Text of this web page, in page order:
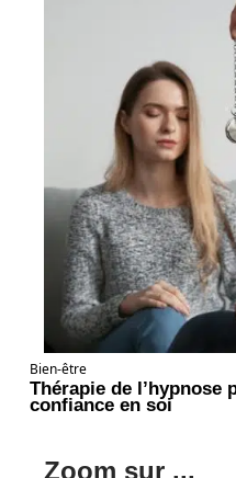
Bien-être
Thérapie de l’hypnose
confiance en soi
Zoom sur ...